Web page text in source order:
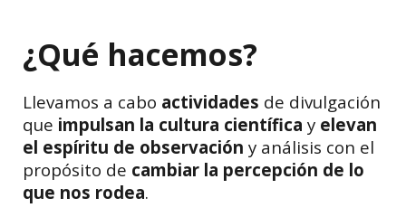
¿Qué hacemos?
Llevamos a cabo actividades de divulgación
que impulsan la cultura científica y elevan
el espíritu de observación y análisis con el
propósito de cambiar la percepción de lo
que nos rodea.